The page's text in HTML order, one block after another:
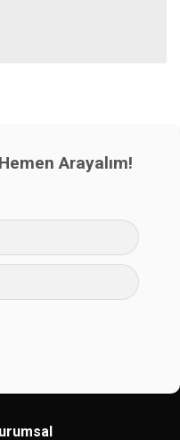
Arayalım!